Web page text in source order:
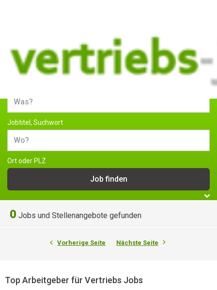
Jobs und Stellenangebote im
Vertrieb
Jobtitel, Suchwort
Ort oder PLZ
0 Jobs und Stellenangebote gefunden
Vorherige Seite Nächste Seite
Top Arbeitgeber für Vertriebs Jobs